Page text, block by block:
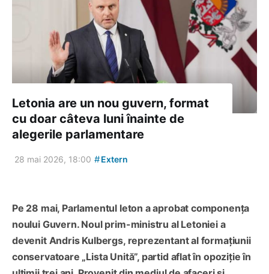
Letonia are un nou guvern, format
cu doar câteva luni înainte de
alegerile parlamentare
28 mai 2026, 18:00 #Extern
Pe 28 mai, Parlamentul leton a aprobat componența
noului Guvern. Noul prim-ministru al Letoniei a
devenit Andris Kulbergs, reprezentant al formațiunii
conservatoare „Lista Unită”, partid aflat în opoziție în